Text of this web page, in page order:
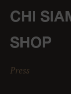
CHI
SHOP
Press